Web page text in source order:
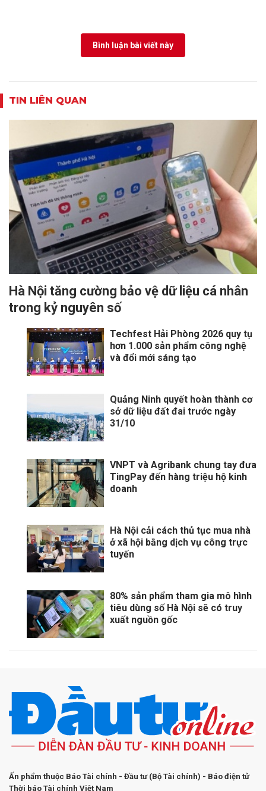
Bình luận bài viết này
TIN LIÊN QUAN
Hà Nội tăng cường bảo vệ dữ liệu cá nhân
trong kỷ nguyên số
Techfest Hải Phòng 2026 quy tụ
hơn 1.000 sản phẩm công nghệ
và đổi mới sáng tạo
Quảng Ninh quyết hoàn thành cơ
sở dữ liệu đất đai trước ngày
31/10
VNPT và Agribank chung tay đưa
TingPay đến hàng triệu hộ kinh
doanh
Hà Nội cải cách thủ tục mua nhà
ở xã hội bằng dịch vụ công trực
tuyến
80% sản phẩm tham gia mô hình
tiêu dùng số Hà Nội sẽ có truy
xuất nguồn gốc
Ấn phẩm thuộc Báo Tài chính - Đầu tư (Bộ Tài chính) - Báo điện tử
Thời báo Tài chính Việt Nam